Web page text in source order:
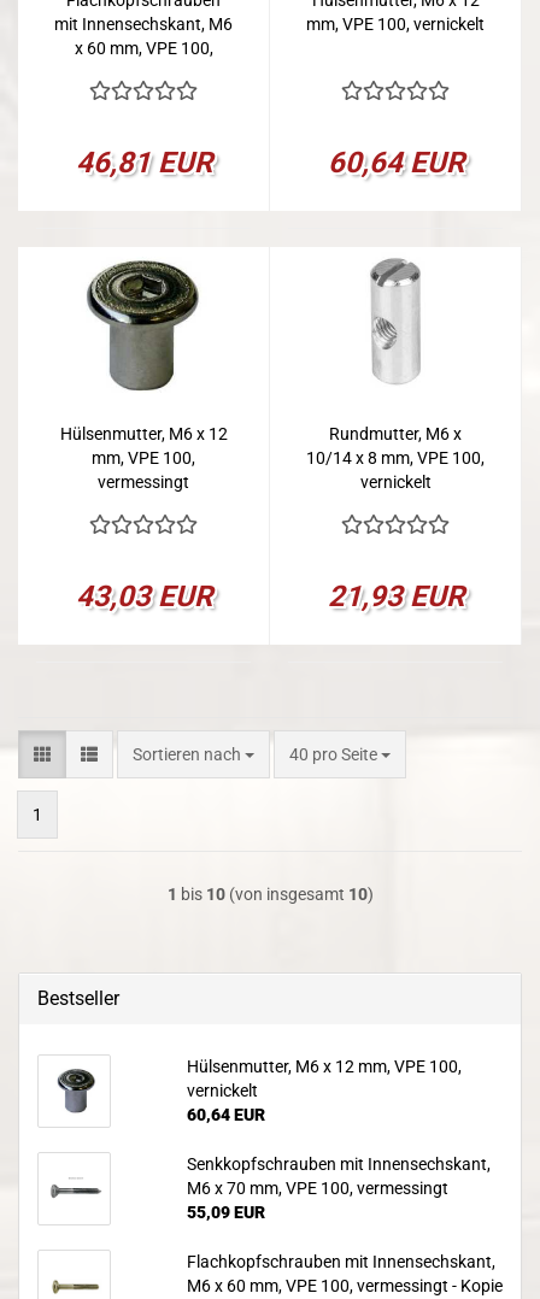
mit Innensechskant, M6
x 60 mm, VPE 100,
46,81 EUR
mm, VPE 100, vernickelt
60,64 EUR
Hülsenmutter, M6 x 12
mm, VPE 100,
vermessingt
43,03 EUR
Rundmutter, M6 x
10/14 x 8 mm, VPE 100,
vernickelt
21,93 EUR
Sortieren nach
Sortieren nach 40 pro Seite
pro Seite
1
1 bis 10(von insgesamt 10)
Bestseller
Hülsenmutter, M6 x 12 mm, VPE 100,
vernickelt
60,64 EUR
Senkkopfschrauben mit Innensechskant,
M6 x 70 mm, VPE 100, vermessingt
55,09 EUR
Flachkopfschrauben mit Innensechskant,
M6 x 60 mm, VPE 100, vermessingt - Kopie